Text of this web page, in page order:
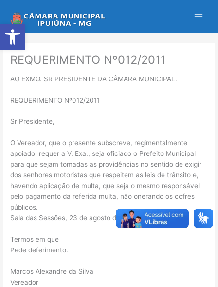
Abrir a barra de ferramentas
para
o
conteúdo
REQUERIMENTO Nº012/2011
AO EXMO. SR PRESIDENTE DA CÂMARA MUNICIPAL.
REQUERIMENTO Nº012/2011
Sr Presidente,
O Vereador, que o presente subscreve, regimentalmente
apoiado, requer a V. Exa., seja oficiado o Prefeito Municipal
para que sejam tomadas as providências no sentido de exigir
dos senhores motoristas que respeitem as leis de trânsito e,
havendo aplicação de multa, que seja o mesmo responsável
pelo pagamento da referida multa, não onerando os cofres
públicos.
Sala das Sessões, 23 de agosto de 2011.
Termos em que
Pede deferimento.
Marcos Alexandre da Silva
Vereador